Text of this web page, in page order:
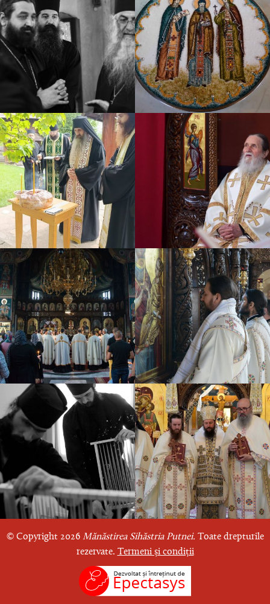
© Copyright 2026 Mănăstirea Sihăstria Putnei. Toate drepturile
rezervate. Termeni și condiții